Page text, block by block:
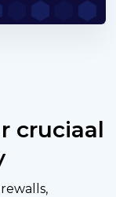
cruciaal